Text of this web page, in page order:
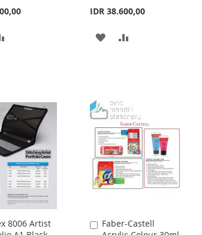
IDR 38.600,00
ADD
LIST
8006 Artist
Faber-Castell
Add